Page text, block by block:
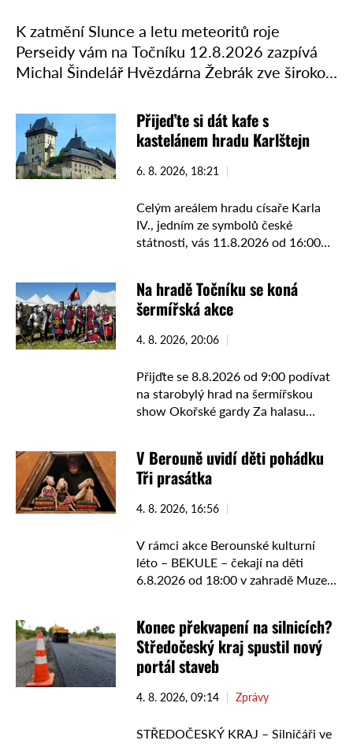
K zatmění Slunce a letu meteoritů roje
Perseidy vám na Točníku 12.8.2026 zazpívá
Michal Šindelář Hvězdárna Žebrák zve širokou
Perseid a zatmění Slunce na louce …
Přijeďte si dát kafe s
kastelánem hradu Karlštejn
6. 8. 2026, 18:21
Celým areálem hradu císaře Karla
IV., jedním ze symbolů české
státnosti, vás 11.8.2026 od 16:00
nejenom povídání o historii hradu
při …
Na hradě Točníku se koná
šermířská akce
4. 8. 2026, 20:06
Přijďte se 8.8.2026 od 9:00 podívat
na starobylý hrad na šermířskou
show Okořské gardy Za halasu
středověkou zbrojnici plnou
zbraní, …
V Berouně uvidí děti pohádku
Tři prasátka
4. 8. 2026, 16:56
V rámci akce Berounské kulturní
léto – BEKULE – čekají na děti
6.8.2026 od 18:00 v zahradě Muzea
žijí …
Konec překvapení na silnicích?
Středočeský kraj spustil nový
portál staveb
4. 8. 2026, 09:14 Zprávy
STŘEDOČESKÝ KRAJ – Silničáři ve